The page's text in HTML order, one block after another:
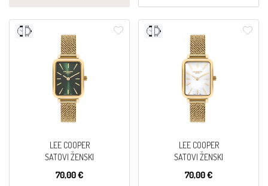
LEE COOPER
SATOVI ŽENSKI
70,00 €
LEE COOPER
SATOVI ŽENSKI
70,00 €